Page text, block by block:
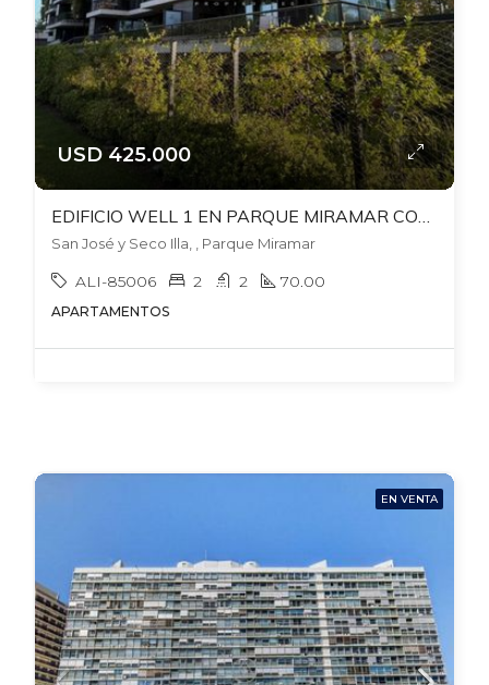
USD 425.000
San José y Seco Illa, , Parque Miramar
ALI-85006 2 2 70.00
APARTAMENTOS
EN VENTA